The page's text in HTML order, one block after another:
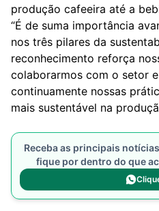
produção cafeeira até a
“É de suma importância
nos três pilares da
reconhecimento reforça
colaborarmos com o setor
continuamente nossas
mais sustentável na
Receba as principais
fique por dentro do que